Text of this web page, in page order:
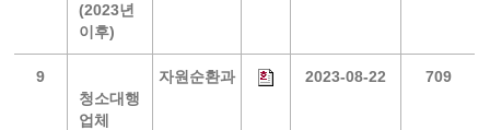
(2023년
이후)
9
청소대행
업체
자원순환과 2023-08-22 709